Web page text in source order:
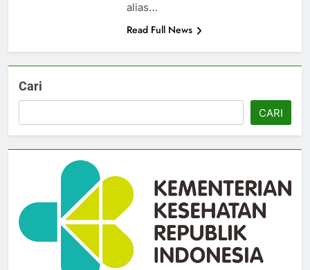
alias…
Read Full News
Cari
CARI